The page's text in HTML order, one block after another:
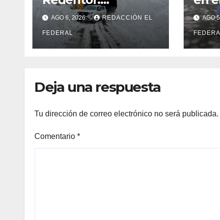
despejaron la ruta
en Las Cuevas antes
de otro temporal
con unos 1.500
AGO 6, 2026 REDACCIÓN EL
FEDERAL
AGO
Deja una respuesta
Tu dirección de correo electrónico no será publicada.
Comentario *